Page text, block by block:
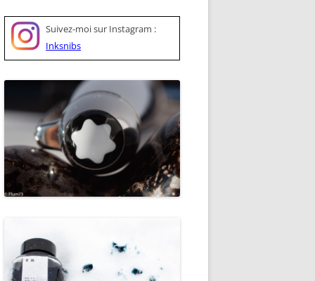
Suivez-moi sur Instagram :
Inksnibs